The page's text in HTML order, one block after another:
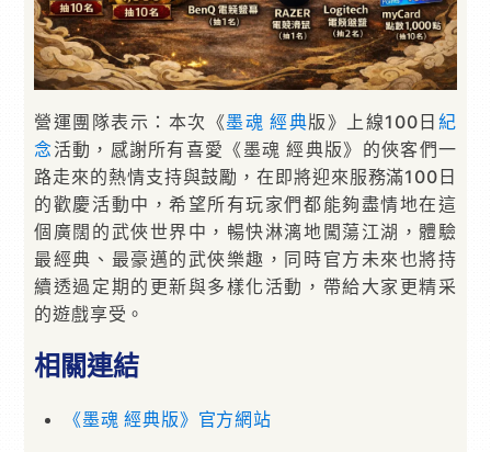
營運團隊表示：本次《墨魂 經典版》上線100日 紀
念 活動，感謝所有喜愛《墨魂 經典版》的俠客們一
路走來的熱情支持與鼓勵，在即將迎來服務滿100日
的歡慶活動中，希望所有玩家們都能夠盡情地在這
個廣闊的武俠世界中，暢快淋漓地闖蕩江湖，體驗
最經典、最豪邁的武俠樂趣，同時官方未來也將持
續透過定期的更新與多樣化活動，帶給大家更精采
的遊戲享受。
相關連結
《墨魂 經典版》官方網站